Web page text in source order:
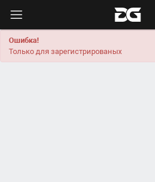
Ошибка!
Только для зарегистрированых